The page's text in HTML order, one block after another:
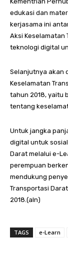
edukasi dan
kerjasama ini
Aksi
teknologi digital
Selanjutnya akan
Keselamatan
tahun 2018, yaitu
tentang
Untuk jangka
digital untuk
Darat melalui e-
perempuan
mendukung
Transportasi
2018.(aln)
TAGS e-Learn